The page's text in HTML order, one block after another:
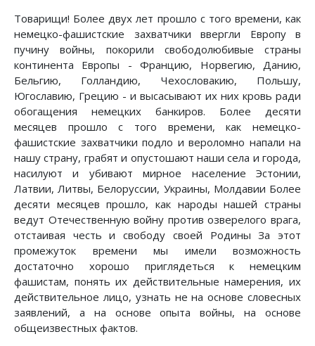
Товарищи! Более двух лет прошло с того времени, как
немецко-фашистские захватчики ввергли Европу в
пучину войны, покорили свободолюбивые страны
континента Европы - Францию, Норвегию, Данию,
Бельгию, Голландию, Чехословакию, Польшу,
Югославию, Грецию - и высасывают их них кровь ради
обогащения немецких банкиров. Более десяти
месяцев прошло с того времени, как немецко-
фашистские захватчики подло и вероломно напали на
нашу страну, грабят и опустошают наши села и города,
насилуют и убивают мирное население Эстонии,
Латвии, Литвы, Белоруссии, Украины, Молдавии Более
десяти месяцев прошло, как народы нашей страны
ведут Отечественную войну против озверелого врага,
отстаивая честь и свободу своей Родины За этот
промежуток времени мы имели возможность
достаточно хорошо приглядеться к немецким
фашистам, понять их действительные намерения, их
действительное лицо, узнать не на основе словесных
заявлений, а на основе опыта войны, на основе
общеизвестных фактов.